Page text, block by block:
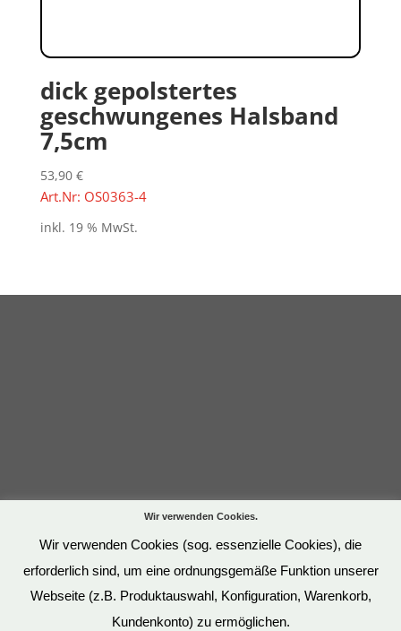
dick gepolstertes
geschwungenes Halsband
7,5cm
53,90 €
Art.Nr: OS0363-4
inkl. 19 % MwSt.
Wir verwenden Cookies.
Wir verwenden Cookies (sog. essenzielle Cookies), die
erforderlich sind, um eine ordnungsgemäße Funktion unserer
Webseite (z.B. Produktauswahl, Konfiguration, Warenkorb,
Kundenkonto) zu ermöglichen.